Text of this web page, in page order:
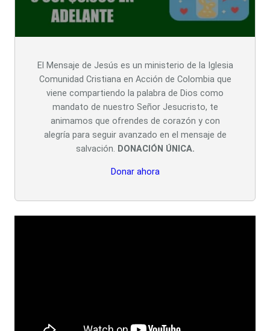
El Mensaje de Jesús es un ministerio de la Iglesia
Comunidad Cristiana en Acción de Colombia que
viene compartiendo la palabra de Dios como
mandato de nuestro Señor Jesucristo, te
animamos que ofrendes de corazón y con
alegría para seguir avanzado en el mensaje de
salvación. DONACIÓN ÚNICA.
Donar ahora